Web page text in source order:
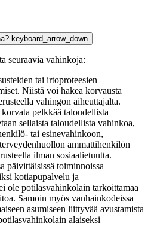
keyboard_arrow_down
seuraavia vahinkoja:
tai irtoproteesien
Niistä voi hakea korvausta
vahingon aiheuttajalta.
pelkkää taloudellista
sellaista taloudellista vahinkoa,
tai esinevahinkoon,
ammattihenkilön
ilman sosiaalietuutta.
päivittäisissä toiminnoissa
kotiapupalvelu ja
ole potilasvahinkolain tarkoittamaa
Samoin myös vanhainkodeissa
asumiseen liittyvää avustamista
alaiseksi